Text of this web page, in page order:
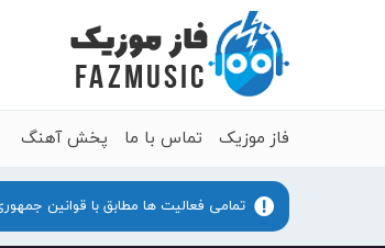
فاز موزیک تماس با ما پخش آهنگ
تمامی فعالیت ها مطابق با قوانین